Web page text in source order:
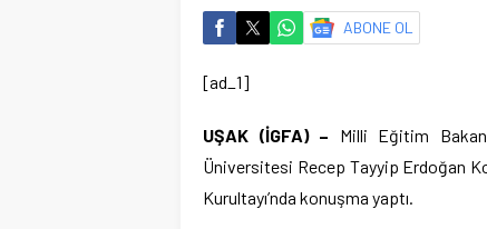
ABONE OL
[ad_1]
UŞAK (İGFA) – Milli Eğitim
Üniversitesi Recep Tayyip Erdoğan
Kurultayı’nda konuşma yaptı.